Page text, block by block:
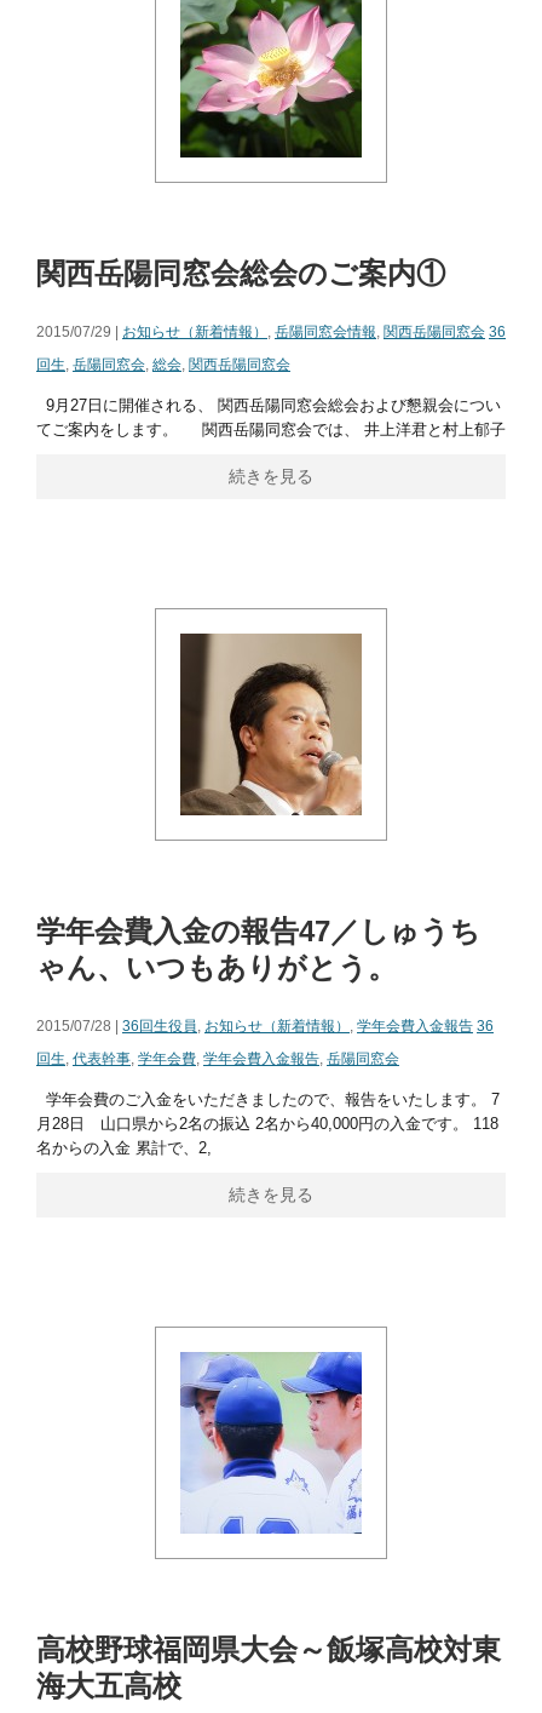
関西岳陽同窓会総会のご案内①
2015/07/29 | お知らせ（新着情報） , 岳陽同窓会情報, 関西岳陽同窓会 36
回生, 岳陽同窓会, 総会, 関西岳陽同窓会
9月27日に開催される、 関西岳陽同窓会総会および懇親会につい
てご案内をします。 関西岳陽同窓会では、 井上洋君と村上郁子
続きを見る
学年会費入金の報告47／しゅうち
ゃん、いつもありがとう。
2015/07/28 | 36回生役員, お知らせ（新着情報） , 学年会費入金報告 36
回生, 代表幹事, 学年会費, 学年会費入金報告, 岳陽同窓会
学年会費のご入金をいただきましたので、報告をいたします。 7
月28日 山口県から2名の振込 2名から40,000円の入金です。 118
名からの入金 累計で、2,
続きを見る
高校野球福岡県大会～飯塚高校対東
海大五高校